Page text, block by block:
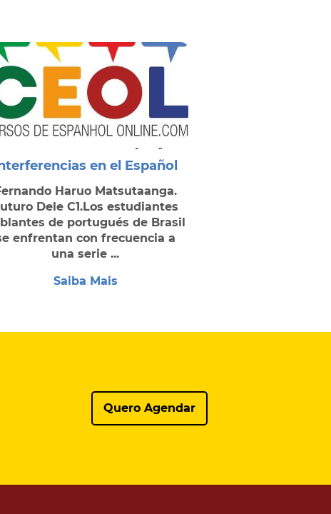
en el Español
Haruo Matsutaanga.
Dele C1.Los estudiantes
de portugués de Brasil
enfrentan con frecuencia a
una serie ...
Saiba Mais
Quero Agendar